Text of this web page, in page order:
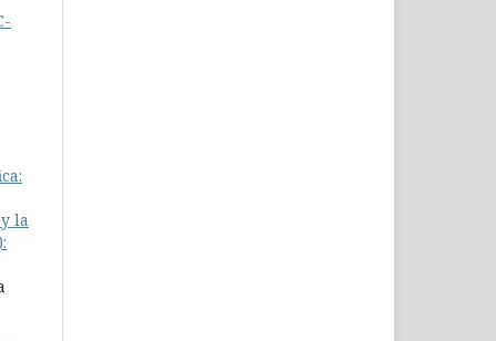
la